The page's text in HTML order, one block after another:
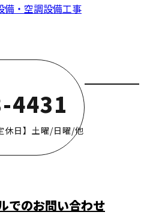
備・空調設備工事
4431
休日】土曜/日曜/他
でのお問い合わせ